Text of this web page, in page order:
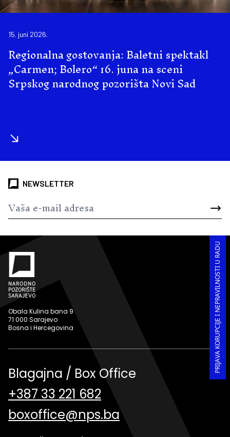
15. juni 2026.
Regionalna gostovanja: Baletni spektakl
„Carmen; Bolero“ 16. juna na sceni
Srpskog narodnog pozorišta Novi Sad
NEWSLETTER
PRIJAVA KORUPCIJE I NEPRAVILNOSTI U RADU
Obala Kulina bana 9
71 000 Sarajevo
Bosna i Hercegovina
Blagajna / Box Office
+387 33 221 682
boxoffice@nps.ba